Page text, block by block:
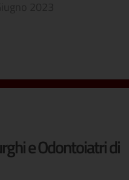
e Odontoiatri di